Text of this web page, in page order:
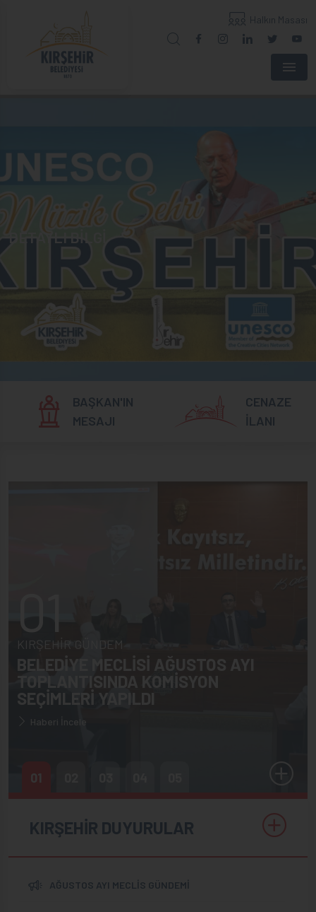
Halkın Masası
Menu
DETAYLI BİLGİ
BAŞKAN'IN
MESAJI
CENAZE
İLANI
KIRŞEHİR GÜNDEM
BELEDİYE MECLİSİ AĞUSTOS AYI
TOPLANTISINDA KOMİSYON
SEÇİMLERİ YAPILDI
Haberi İncele
01
KIRŞEHİR DUYURULAR
AĞUSTOS AYI MECLİS GÜNDEMİ